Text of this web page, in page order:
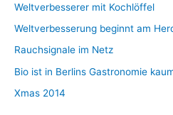
n
n
a
Weltverbesserer mit Kochlöffel
Weltverbesserung beginnt am
Rauchsignale im Netz
Bio ist in Berlins Gastronomie
Xmas 2014